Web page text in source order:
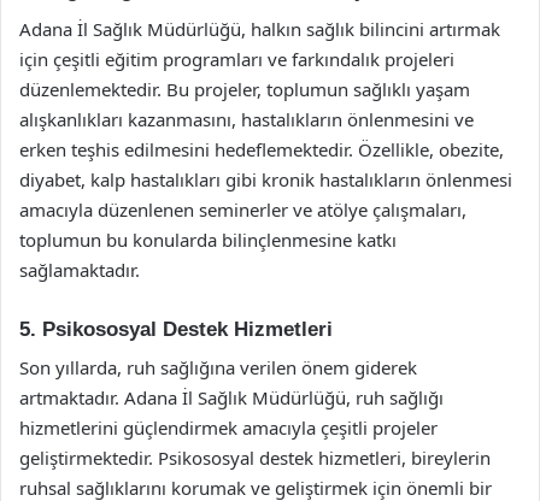
Adana İl Sağlık Müdürlüğü, halkın sağlık bilincini artırmak
için çeşitli eğitim programları ve farkındalık projeleri
düzenlemektedir. Bu projeler, toplumun sağlıklı yaşam
alışkanlıkları kazanmasını, hastalıkların önlenmesini ve
erken teşhis edilmesini hedeflemektedir. Özellikle, obezite,
diyabet, kalp hastalıkları gibi kronik hastalıkların önlenmesi
amacıyla düzenlenen seminerler ve atölye çalışmaları,
toplumun bu konularda bilinçlenmesine katkı
sağlamaktadır.
5. Psikososyal Destek Hizmetleri
Son yıllarda, ruh sağlığına verilen önem giderek
artmaktadır. Adana İl Sağlık Müdürlüğü, ruh sağlığı
hizmetlerini güçlendirmek amacıyla çeşitli projeler
geliştirmektedir. Psikososyal destek hizmetleri, bireylerin
ruhsal sağlıklarını korumak ve geliştirmek için önemli bir